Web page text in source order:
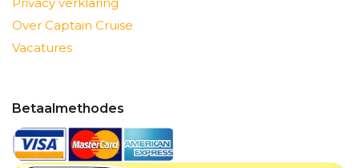
Over Captain Cruise
Vacatures
Betaalmethodes